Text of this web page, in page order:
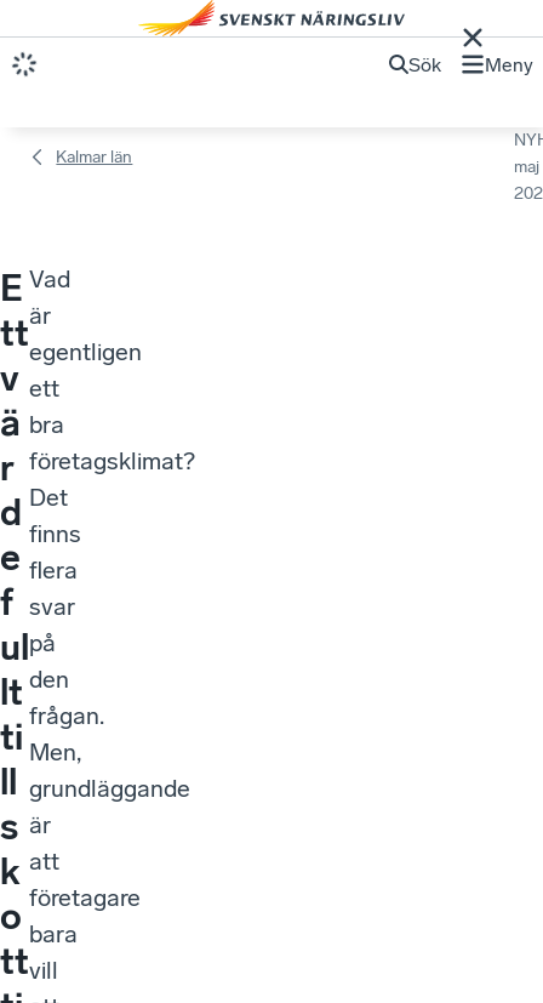
Sök Meny
Kalmar län
maj
E
tt
v
ä
r
d
e
f
ul
lt
ti
ll
s
k
o
tt
Vad
är
egentligen
ett
bra
företagsklimat?
Det
finns
flera
svar
på
den
frågan.
Men,
grundläggande
är
att
företagare
bara
vill